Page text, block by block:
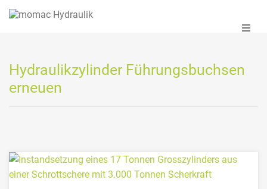
Hydraulikzylinder Führungsbuchsen
erneuen